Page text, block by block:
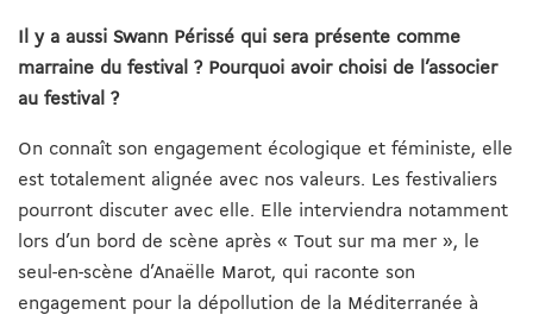
Il y a aussi Swann Périssé qui sera présente comme
marraine du festival ? Pourquoi avoir choisi de l’associer
au festival ?
On connaît son engagement écologique et féministe, elle
est totalement alignée avec nos valeurs. Les festivaliers
pourront discuter avec elle. Elle interviendra notamment
lors d’un bord de scène après « Tout sur ma mer », le
seul-en-scène d’Anaëlle Marot, qui raconte son
engagement pour la dépollution de la Méditerranée à